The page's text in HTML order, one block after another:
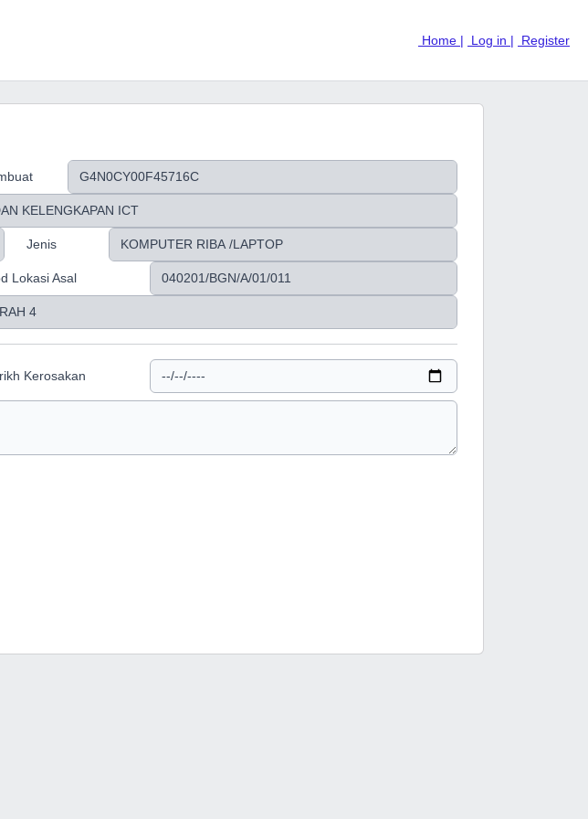
Home | Log in | Register
Jenis
Lokasi Asal
Kerosakan